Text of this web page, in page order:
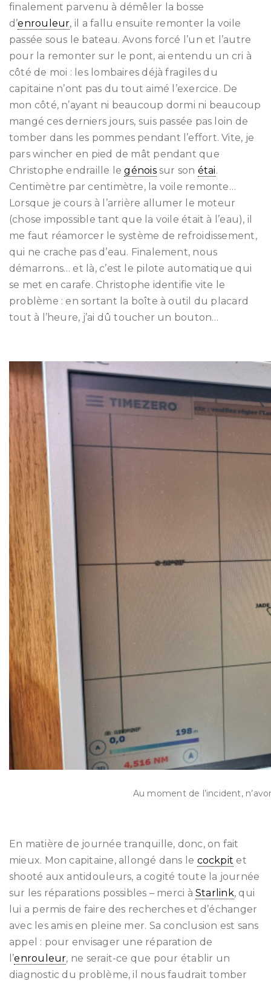
finalement parvenu à démêler la bosse
d’enrouleur, il a fallu ensuite remonter la voile
passée sous le bateau. Avons forcé l’un et l’autre
pour la remonter sur le pont, ai entendu un cri à
côté de moi : les lombaires déjà fragiles du
capitaine n’ont pas du tout aimé l’exercice. De
mon côté, n’ayant ni beaucoup dormi ni beaucoup
mangé ces derniers jours, suis passée pas loin de
tomber dans les pommes pendant l’effort. Vite, je
pars wincher en pied de mât pendant que
Christophe endraille legénoissur son étai.
Centimètre par centimètre, la voile remonte…
Lorsque je cours à l’arrière allumer le moteur
(chose impossible tant que la voile était à l’eau), il
me faut réamorcer le système de refroidissement,
qui ne crache pas d’eau. Finalement, nous
démarrons… et là, c’est le pilote automatique qui
se met en carafe. Christophe identifie vite le
problème : en sortant la boîte à outil du placard
tout à l’heure, j’ai dû toucher un bouton…
Au moment de l’incident,
En matière de journée tranquille, donc, on fait
mieux. Mon capitaine, allongé dans le cockpit et
shooté aux antidouleurs, a cogité toute la journée
sur les réparations possibles – merci àStarlink, qui
lui a permis de faire des recherches et d’échanger
avec les amis en pleine mer. Sa conclusion est sans
appel : pour envisager une réparation de
l’enrouleur, ne serait-ce que pour établir un
diagnostic du problème, il nous faudrait tomber